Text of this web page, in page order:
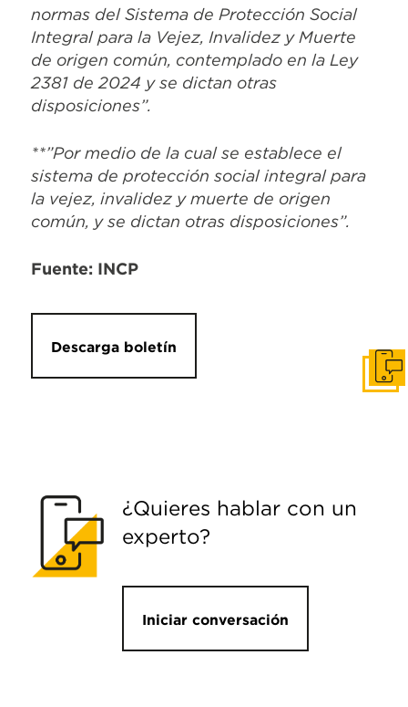
normas del Sistema de Protección Social
Integral para la Vejez, Invalidez y Muerte
de origen común, contemplado en la Ley
2381 de 2024 y se dictan otras
disposiciones”.
**”Por medio de la cual se establece el
sistema de protección social integral para
la vejez, invalidez y muerte de origen
común, y se dictan otras disposiciones”.
Fuente: INCP
Descarga boletín
¿Quieres hablar con un
experto?
Iniciar conversación